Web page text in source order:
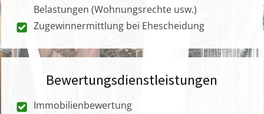
Belastungen (Wohnungsrechte usw.)
Zugewinnermittlung bei Ehescheidung
Bewertungsdienstleistungen
Immobilienbewertung